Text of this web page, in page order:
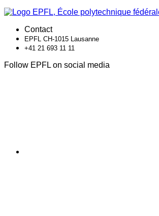
Contact
EPFL CH-1015 Lausanne
+41 21 693 11 11
Follow EPFL on social media